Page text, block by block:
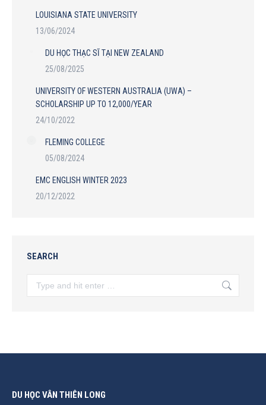
LOUISIANA STATE UNIVERSITY
13/06/2024
DU HỌC THẠC SĨ TẠI NEW ZEALAND
25/08/2025
UNIVERSITY OF WESTERN AUSTRALIA (UWA) –
SCHOLARSHIP UP TO 12,000/YEAR
24/10/2022
FLEMING COLLEGE
05/08/2024
EMC ENGLISH WINTER 2023
20/12/2022
SEARCH
DU HỌC VÂN THIÊN LONG